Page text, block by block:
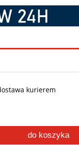
kurierem
do koszyka